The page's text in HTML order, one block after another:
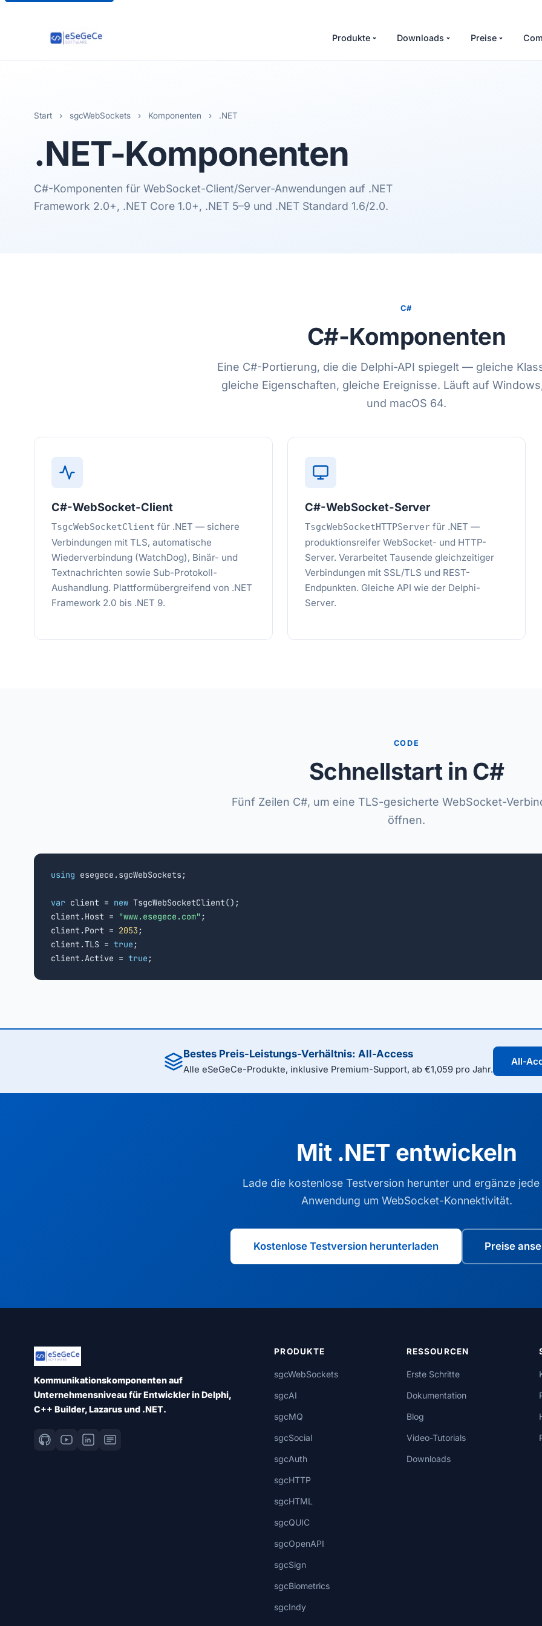
Produkte Downloads Preise
Start › sgcWebSockets › Komponenten › .NET
.NET-Komponenten
C#-Komponenten für WebSocket-Client/Server-Anwendungen auf .NET
Framework 2.0+, .NET Core 1.0+, .NET 5–9 und .NET Standard 1.6/2.0.
C#
C#-Komponenten
Eine C#-Portierung, die die Delphi-API spiegelt — gleiche
gleiche Eigenschaften, gleiche Ereignisse. Läuft auf
und macOS 64.
C#-WebSocket-Client
TsgcWebSocketClient für .NET — sichere
Verbindungen mit TLS, automatische
Wiederverbindung (WatchDog), Binär- und
Textnachrichten sowie Sub-Protokoll-
Aushandlung. Plattformübergreifend von .NET
Framework 2.0 bis .NET 9.
C#-WebSocket-Server
TsgcWebSocketHTTPServerfür .NET —
produktionsreifer WebSocket- und HTTP-
Server. Verarbeitet Tausende gleichzeitiger
Verbindungen mit SSL/TLS und REST-
Endpunkten. Gleiche API wie der Delphi-
Server.
CODE
Schnellstart in C#
Fünf Zeilen C#, um eine TLS-gesicherte WebSocket-
öffnen.
using esegece.sgcWebSockets;
var client = new TsgcWebSocketClient();
client.Host =
"www.esegece.com" ;
client.Port = 2053 ;
client.TLS = true ;
client.Active = true ;
Bestes Preis-Leistungs-Verhältnis: All-Access
Alle eSeGeCe-Produkte, inklusive Premium-Support, ab €1,059 pro Jahr.
All-
Mit .NET entwickeln
Lade die kostenlose Testversion herunter und ergänze jede
Anwendung um WebSocket-Konnektivität.
Kostenlose Testversion herunterladen Preise
Kommunikationskomponenten auf
Unternehmensniveau für Entwickler in Delphi,
C++ Builder, Lazarus und .NET.
PRODUKTE
sgcWebSockets
sgcAI
sgcMQ
sgcSocial
sgcAuth
sgcHTTP
sgcHTML
sgcQUIC
sgcOpenAPI
sgcSign
sgcBiometrics
sgcIndy
RESSOURCEN
Erste Schritte
Dokumentation
Blog
Video-Tutorials
Downloads